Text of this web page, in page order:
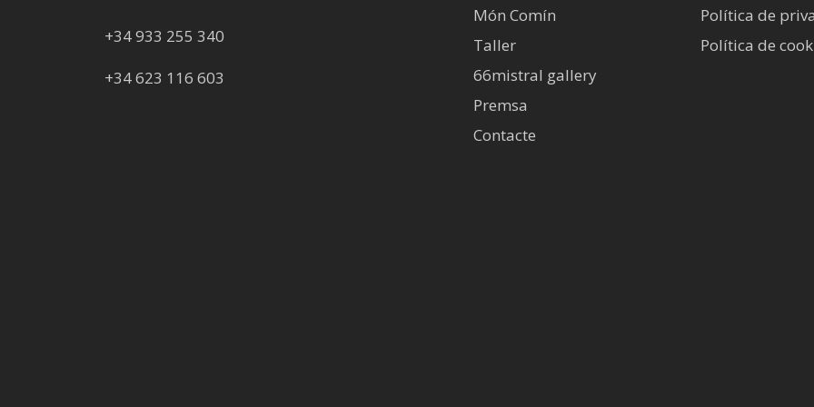
+34 933 255 340
+34 623 116 603
Món Comín
Taller
66mistral gallery
Premsa
Contacte
Política de
Política de